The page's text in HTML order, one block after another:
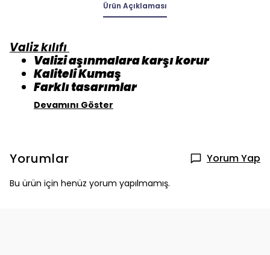
Ürün Açıklaması
Valiz kılıfı
Valizi aşınmalara karşı korur
Kaliteli Kumaş
Farklı tasarımlar
Devamını Göster
Yorumlar Yorum Yap
Bu ürün için henüz yorum yapılmamış.